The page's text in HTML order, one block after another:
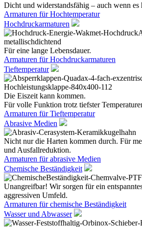
Dicht und widerstandsfähig – auch wenn es
Armaturen für Hochtemperatur
Hochdruckarmaturen
Für eine lange Lebensdauer.
Armaturen für Hochdruckarmaturen
Tieftemperatur
Die Eiszeit kann kommen.
Für volle Funktion trotz tiefster
Armaturen für Tieftemperatur
Abrasive Medien
Nicht nur die Harten kommen durch. Für
und Ausfallreduktion.
Armaturen für abrasive Medien
Chemische Beständigkeit
Unangreifbar! Wir sorgen für ein
aggressiven Umfeld.
Armaturen für chemische Beständigkeit
Wasser und Abwasser